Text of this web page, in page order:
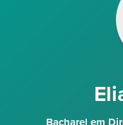
Bacharel em